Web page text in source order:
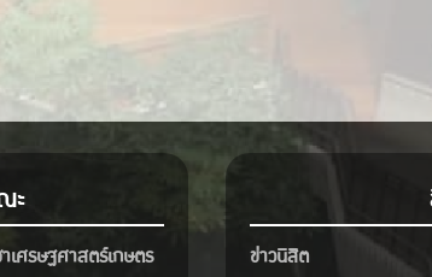
ะ
เศรษฐศาสตร์เกษตร
ข่าวนิสิต